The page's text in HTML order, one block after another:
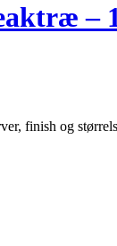
–
finish og